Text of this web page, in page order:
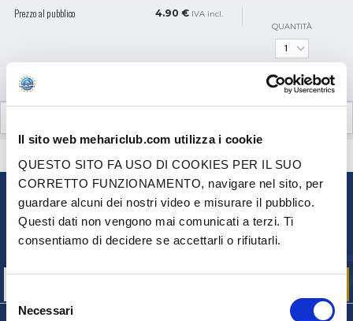
Il sito web mehariclub.com utilizza i cookie
QUESTO SITO FA USO DI COOKIES PER IL SUO
CORRETTO FUNZIONAMENTO, navigare nel sito, per
guardare alcuni dei nostri video e misurare il pubblico.
Questi dati non vengono mai comunicati a terzi. Ti
consentiamo di decidere se accettarli o rifiutarli.
delNecessari
Prezzo al pubblico 4.90 € IVA incl.
QUANTITÀ
NEWSLETTER
Iscriviti per ricevere gratuitamente
le nostre offerte promozionali e le novità sui prodotti